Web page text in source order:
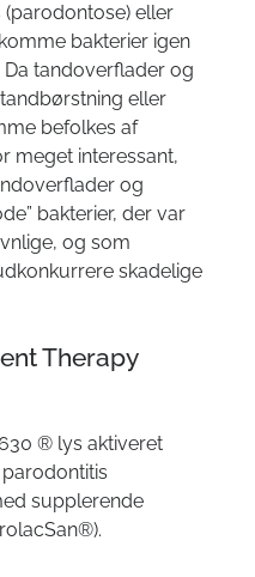
eller
bakterier igen
tandoverflader og
eller
befolkes af
meget interessant,
og
bakterier, der var
og som
skadelige
Therapy
® lys aktiveret
supplerende